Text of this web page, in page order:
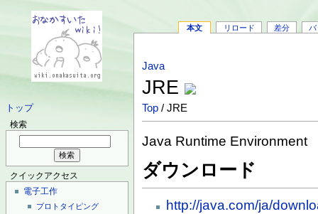
トップ
検索
クイックアクセス
電子工作
プロトタイピング
本文 リロード 差分 バ
Java
JRE
Top / JRE
Java Runtime Environment
ダウンロード
http://java.com/ja/